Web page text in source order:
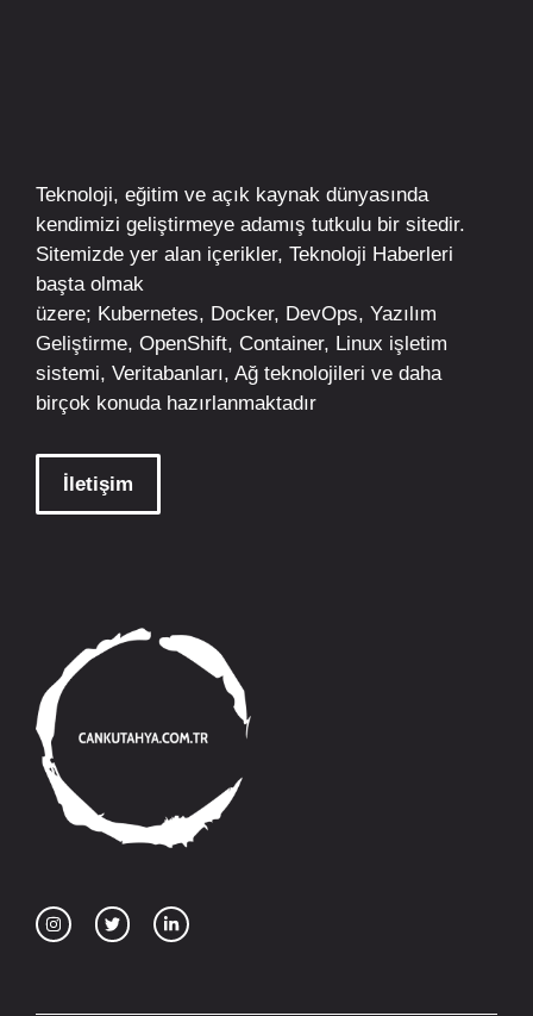
Teknoloji, eğitim ve açık kaynak dünyasında
kendimizi geliştirmeye adamış tutkulu bir sitedir.
Sitemizde yer alan içerikler, Teknoloji Haberleri
başta olmak
üzere; Kubernetes, Docker, DevOps, Yazılım
Geliştirme, OpenShift, Container, Linux işletim
sistemi, Veritabanları, Ağ teknolojileri ve daha
birçok konuda hazırlanmaktadır
İletişim